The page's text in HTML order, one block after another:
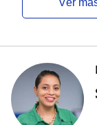
ver